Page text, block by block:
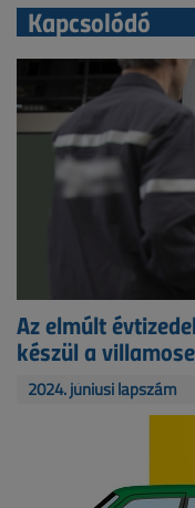
Kapcsolódó
Az elmúlt
készül a
2024. júniusi lapszám